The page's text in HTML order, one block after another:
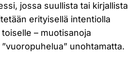
jossa suullista tai kirjallista
erityisellä intentiolla
– muotisanoja
”vuoropuhelua” unohtamatta.